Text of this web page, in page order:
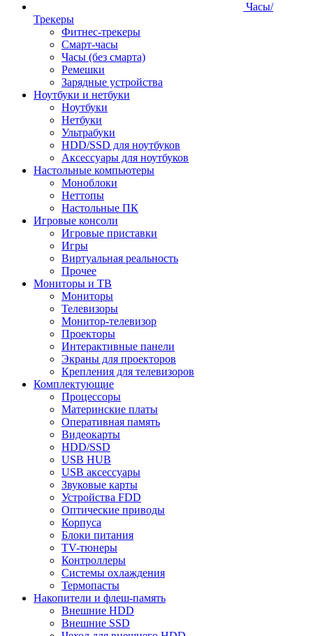
Часы/
Трекеры
Фитнес-трекеры
Смарт-часы
Часы (без смарта)
Ремешки
Зарядные устройства
Ноутбуки и нетбуки
Ноутбуки
Нетбуки
Ультрабуки
HDD/SSD для ноутбуков
Аксессуары для ноутбуков
Настольные компьютеры
Моноблоки
Неттопы
Настольные ПК
Игровые консоли
Игровые приставки
Игры
Виртуальная реальность
Прочее
Мониторы и ТВ
Мониторы
Телевизоры
Монитор-телевизор
Проекторы
Интерактивные панели
Экраны для проекторов
Крепления для телевизоров
Комплектующие
Процессоры
Материнские платы
Оперативная память
Видеокарты
HDD/SSD
USB HUB
USB аксессуары
Звуковые карты
Устройства FDD
Оптические приводы
Корпуса
Блоки питания
TV-тюнеры
Контроллеры
Системы охлаждения
Термопасты
Накопители и флеш-память
Внешние HDD
Внешние SSD